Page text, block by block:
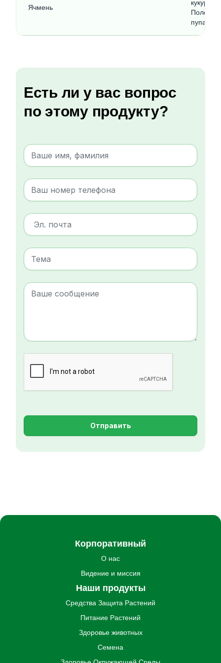
Ячмень
пупавка
Есть ли у вас вопрос
по этому продукту?
Отправить
Корпоративный
О нас
Видение и миссия
Наши продукты
Средства Защита Pастений
Питание Pастений
Здоровье животных
Семена